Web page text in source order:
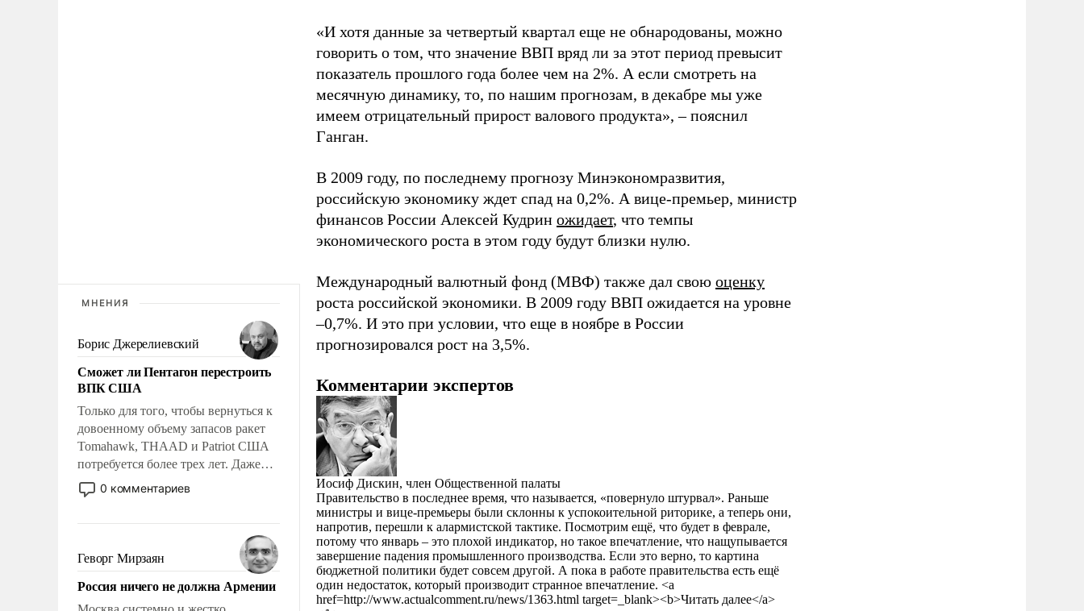
МНЕНИЯ
Борис Джерелиевский
Сможет ли Пентагон перестроить
ВПК США
Только для того, чтобы вернуться к
довоенному объему запасов ракет
Tomahawk, THAAD и Patriot США
потребуется более трех лет. Даже
небольшая война с Ираном
опустошила американские
уязвимости США, например, перед
Китаем.
0 комментариев
Геворг Мирзаян
Россия ничего не должна Армении
«И хотя данные за четвертый квартал еще не обнародованы, можно
говорить о том, что значение ВВП вряд ли за этот период превысит
показатель прошлого года более чем на 2%. А если смотреть на
месячную динамику, то, по нашим прогнозам, в декабре мы уже
имеем отрицательный прирост валового продукта», – пояснил
Ганган.
В 2009 году, по последнему прогнозу Минэкономразвития,
российскую экономику ждет спад на 0,2%. А вице-премьер, министр
финансов России Алексей Кудрин ожидает, что темпы
экономического роста в этом году будут близки нулю.
Международный валютный фонд (МВФ) также дал свою оценку
роста российской экономики. В 2009 году ВВП ожидается на уровне
–0,7%. И это при условии, что еще в ноябре в России
прогнозировался рост на 3,5%.
Комментарии экспертов
Иосиф Дискин, член Общественной палаты
Правительство в последнее время, что называется, «повернуло штурвал». Раньше
министры и вице-премьеры были склонны к успокоительной риторике, а теперь они,
напротив, перешли к алармистской тактике. Посмотрим ещё, что будет в феврале,
потому что январь – это плохой индикатор, но такое впечатление, что нащупывается
завершение падения промышленного производства. Если это верно, то картина
бюджетной политики будет совсем другой. А пока в работе правительства есть ещё
один недостаток, который производит странное впечатление. <a
href=http://www.actualcomment.ru/news/1363.html target=_blank><b>Читать далее</a>